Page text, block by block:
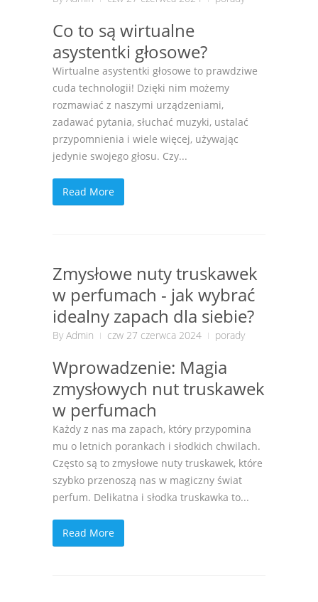
Co to są wirtualne
asystentki głosowe?
Wirtualne asystentki głosowe to prawdziwe
cuda technologii! Dzięki nim możemy
rozmawiać z naszymi urządzeniami,
zadawać pytania, słuchać muzyki, ustalać
przypomnienia i wiele więcej, używając
jedynie swojego głosu. Czy...
Read More
Zmysłowe nuty truskawek
w perfumach - jak wybrać
idealny zapach dla siebie?
ByAdmin czw 27 czerwca 2024 porady
Wprowadzenie: Magia
zmysłowych nut truskawek
w perfumach
Każdy z nas ma zapach, który przypomina
mu o letnich porankach i słodkich chwilach.
Często są to zmysłowe nuty truskawek, które
szybko przenoszą nas w magiczny świat
perfum. Delikatna i słodka truskawka to...
Read More